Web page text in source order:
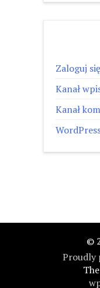
Zaloguj się
Kanał
Kanał
©
Proudly